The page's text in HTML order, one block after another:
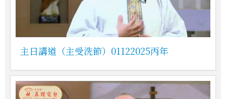
主日講道（主受洗節）01122025丙年